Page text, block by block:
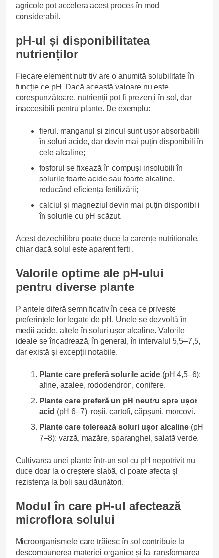
agricole pot accelera acest proces în mod
considerabil.
pH-ul și disponibilitatea
nutrienților
Fiecare element nutritiv are o anumită solubilitate în
funcție de pH. Dacă această valoare nu este
corespunzătoare, nutrienții pot fi prezenți în sol, dar
inaccesibili pentru plante. De exemplu:
fierul, manganul și zincul sunt ușor absorbabili
în soluri acide, dar devin mai puțin disponibili în
cele alcaline;
fosforul se fixează în compuși insolubili în
solurile foarte acide sau foarte alcaline,
reducând eficiența fertilizării;
calciul și magneziul devin mai puțin disponibili
în solurile cu pH scăzut.
Acest dezechilibru poate duce la carențe nutriționale,
chiar dacă solul este aparent fertil.
Valorile optime ale pH-ului
pentru diverse plante
Plantele diferă semnificativ în ceea ce privește
preferințele lor legate de pH. Unele se dezvoltă în
medii acide, altele în soluri ușor alcaline. Valorile
ideale se încadrează, în general, în intervalul 5,5–7,5,
dar există și excepții notabile.
Plante care preferă solurile acide (pH 4,5–6):
afine, azalee, rododendron, conifere.
Plante care preferă un pH neutru spre ușor
acid (pH 6–7): roșii, cartofi, căpșuni, morcovi.
Plante care tolerează soluri ușor alcaline (pH
7–8): varză, mazăre, sparanghel, salată verde.
Cultivarea unei plante într-un sol cu pH nepotrivit nu
duce doar la o creștere slabă, ci poate afecta și
rezistența la boli sau dăunători.
Modul în care pH-ul afectează
microflora solului
Microorganismele care trăiesc în sol contribuie la
descompunerea materiei organice și la transformarea